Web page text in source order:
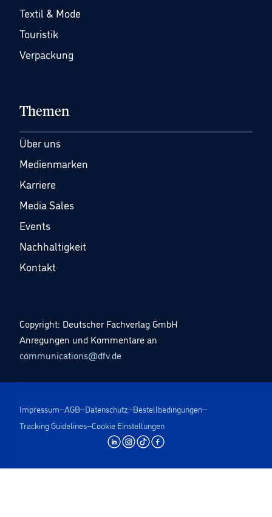
Textil & Mode
Touristik
Verpackung
Themen
Über uns
Medienmarken
Karriere
Media Sales
Events
Nachhaltigkeit
Kontakt
Copyright: Deutscher Fachverlag GmbH
Anregungen und Kommentare an
communications@dfv.de
Impressum AGB Datenschutz Bestellbedingungen
Tracking Guidelines Cookie Einstellungen